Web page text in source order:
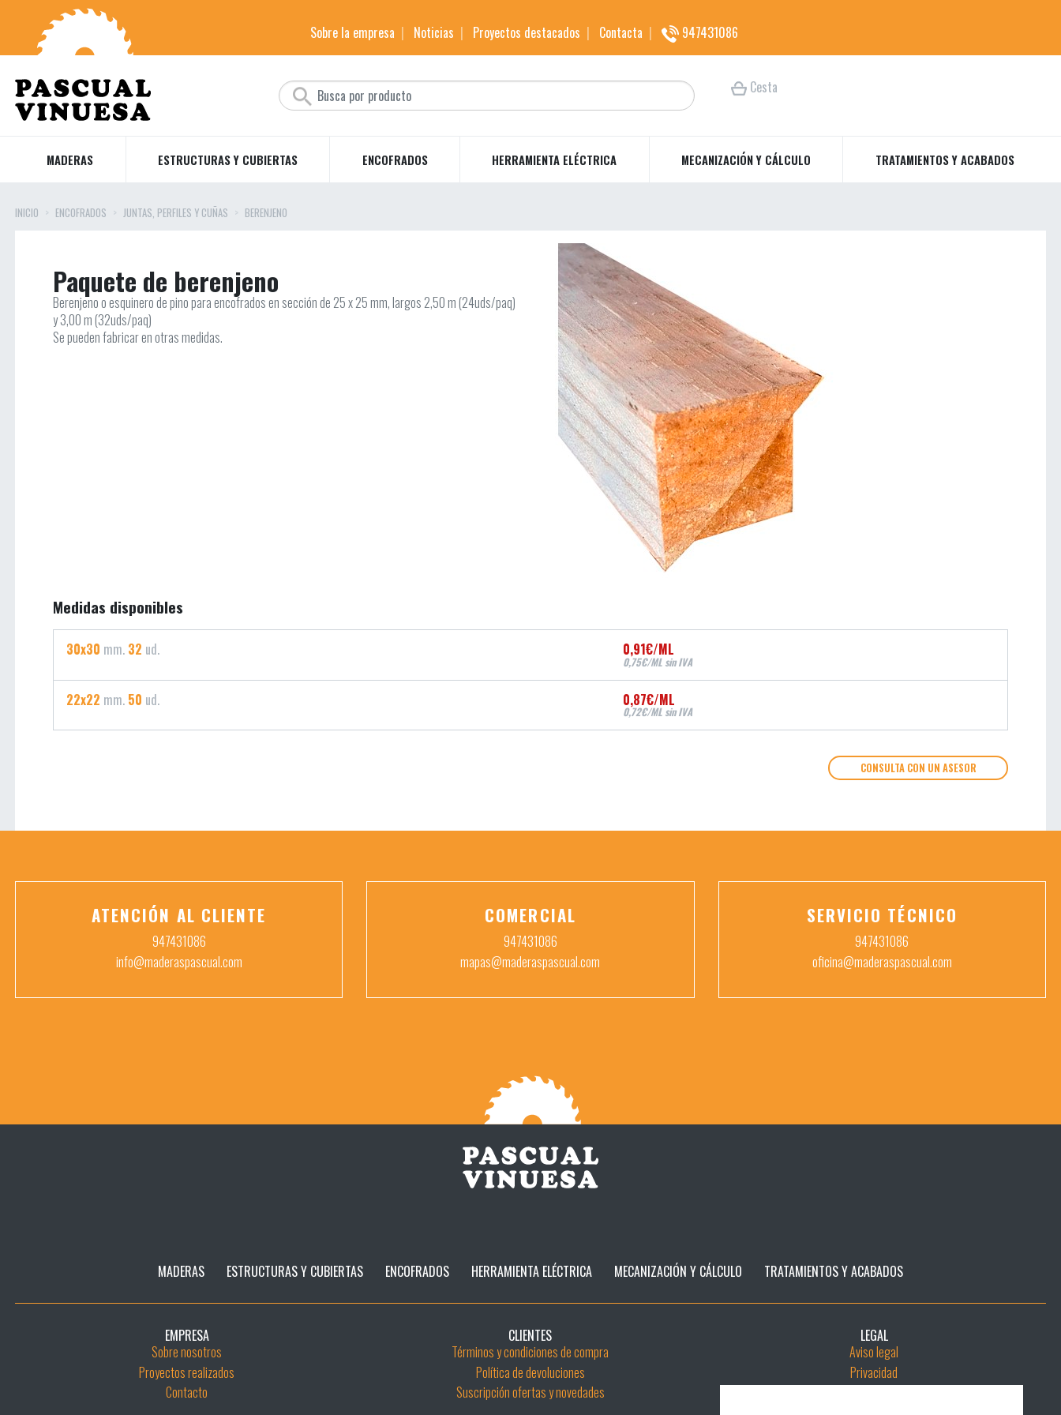
Sobre la empresa Noticias Proyectos destacados Contacta 947431086
Cesta
MADERAS ESTRUCTURAS Y CUBIERTAS ENCOFRADOS HERRAMIENTA ELÉCTRICA MECANIZACIÓN Y CÁLCULO TRATAMIENTOS Y ACABADOS
INICIO ENCOFRADOS JUNTAS, PERFILES Y CUÑAS BERENJENO
Paquete de berenjeno
Berenjeno o esquinero de pino para encofrados en sección de 25 x 25 mm, largos 2,50 m (24uds/paq)
y 3,00 m (32uds/paq)
Se pueden fabricar en otras medidas.
Medidas disponibles
30x30 mm. 32 ud. 0,91€/ML
0,75€/ML sin IVA
22x22 mm. 50 ud. 0,87€/ML
0,72€/ML sin IVA
CONSULTA CON UN ASESOR
ATENCIÓN AL CLIENTE
947431086
info@maderaspascual.com
COMERCIAL
947431086
mapas@maderaspascual.com
SERVICIO TÉCNICO
947431086
oficina@maderaspascual.com
MADERAS ESTRUCTURAS Y CUBIERTAS ENCOFRADOS HERRAMIENTA ELÉCTRICA MECANIZACIÓN Y CÁLCULO TRATAMIENTOS Y ACABADOS
EMPRESA
Sobre nosotros
Proyectos realizados
Contacto
CLIENTES
Términos y condiciones de compra
Política de devoluciones
Suscripción ofertas y novedades
LEGAL
Aviso legal
Privacidad